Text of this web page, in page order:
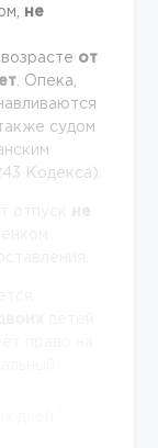
не
от
. Опека,
судом
Кодекса).